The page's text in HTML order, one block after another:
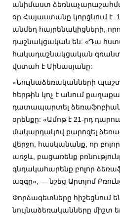
անիմաստ
օր Հայաստանը կորցնում է
անմեղ հայրենակիցների,
դաշնակցական են: «Դա
հակադաշնակցական
վստահ է Մինասյանը:
«Նույնաձեռականների
հերթին կոչ է անում
դատապարտել
օրենքը: «Ամոթ է 21-րդ
մակարդակով քարոզել
վերջո, հասկանանք, որ
առջև, բացառենք
գնդակահարենք բոլոր
ազգը», — նշեց Արտյոմ
Փորձագետները հիշեցնում
նույնաձեռականները միշտ